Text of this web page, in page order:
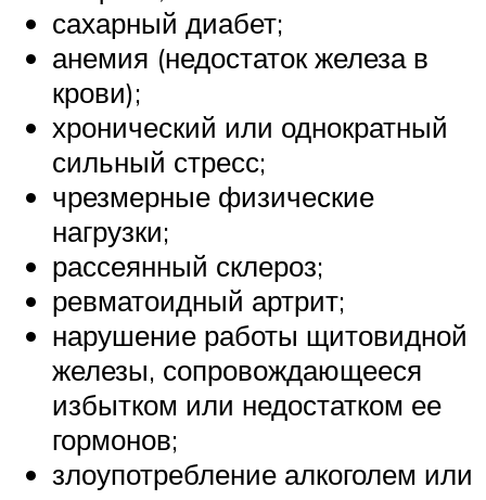
сахарный диабет;
анемия (недостаток железа в
крови);
хронический или однократный
сильный стресс;
чрезмерные физические
нагрузки;
рассеянный склероз;
ревматоидный артрит;
нарушение работы щитовидной
железы, сопровождающееся
избытком или недостатком ее
гормонов;
злоупотребление алкоголем или